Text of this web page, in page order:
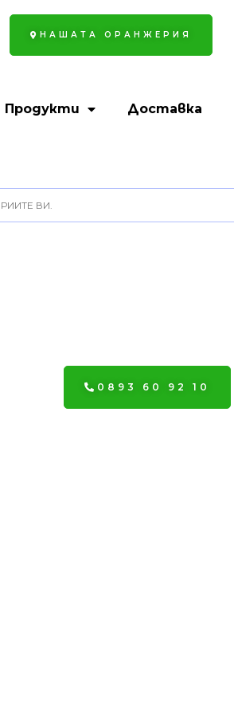
НАШАТА ОРАНЖЕРИЯ
Продукти Доставка
ВИ.
0893 60 92 10